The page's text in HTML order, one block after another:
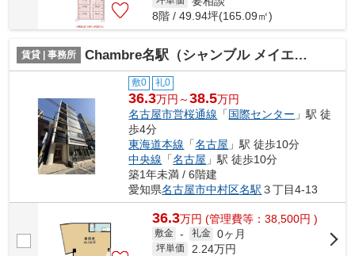
8階 / 49.94坪(165.09㎡)
賃貸 | 事務所 Chambre名駅（シャンブル メイエキ）【 オフィスおすすめ 】
敷0 礼0
36.3万円～38.5万円
名古屋市営桜通線 「国際センター 」駅 徒
歩4分
東海道本線 「名古屋 」駅 徒歩10分
中央線 「名古屋 」駅 徒歩10分
築1年未満 / 6階建
愛知県名古屋市中村区名駅 ３丁目4-13
36.3万円 (管理費等：38,500円 )
敷金 - 礼金 0ヶ月
坪単価 2.24万円